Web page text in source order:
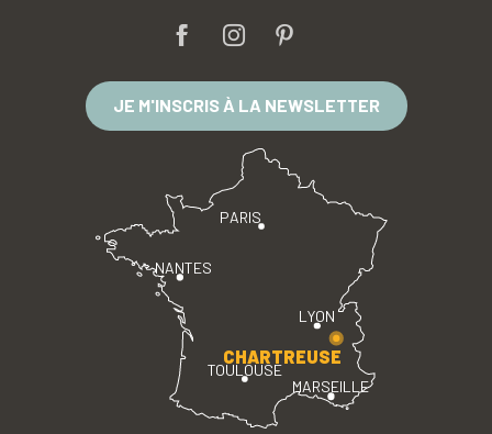
JE M'INSCRIS À LA NEWSLETTER
PARIS
LYON
TOULOUSE
MARSEILLE
NANTES
CHARTREUSE